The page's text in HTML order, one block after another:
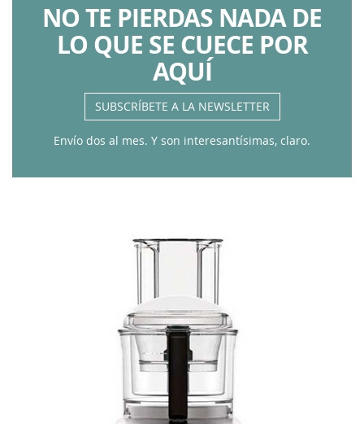
NO TE PIERDAS NADA DE
LO QUE SE CUECE POR
AQUÍ
SUBSCRÍBETE A LA NEWSLETTER
Envío dos al mes. Y son interesantísimas, claro.